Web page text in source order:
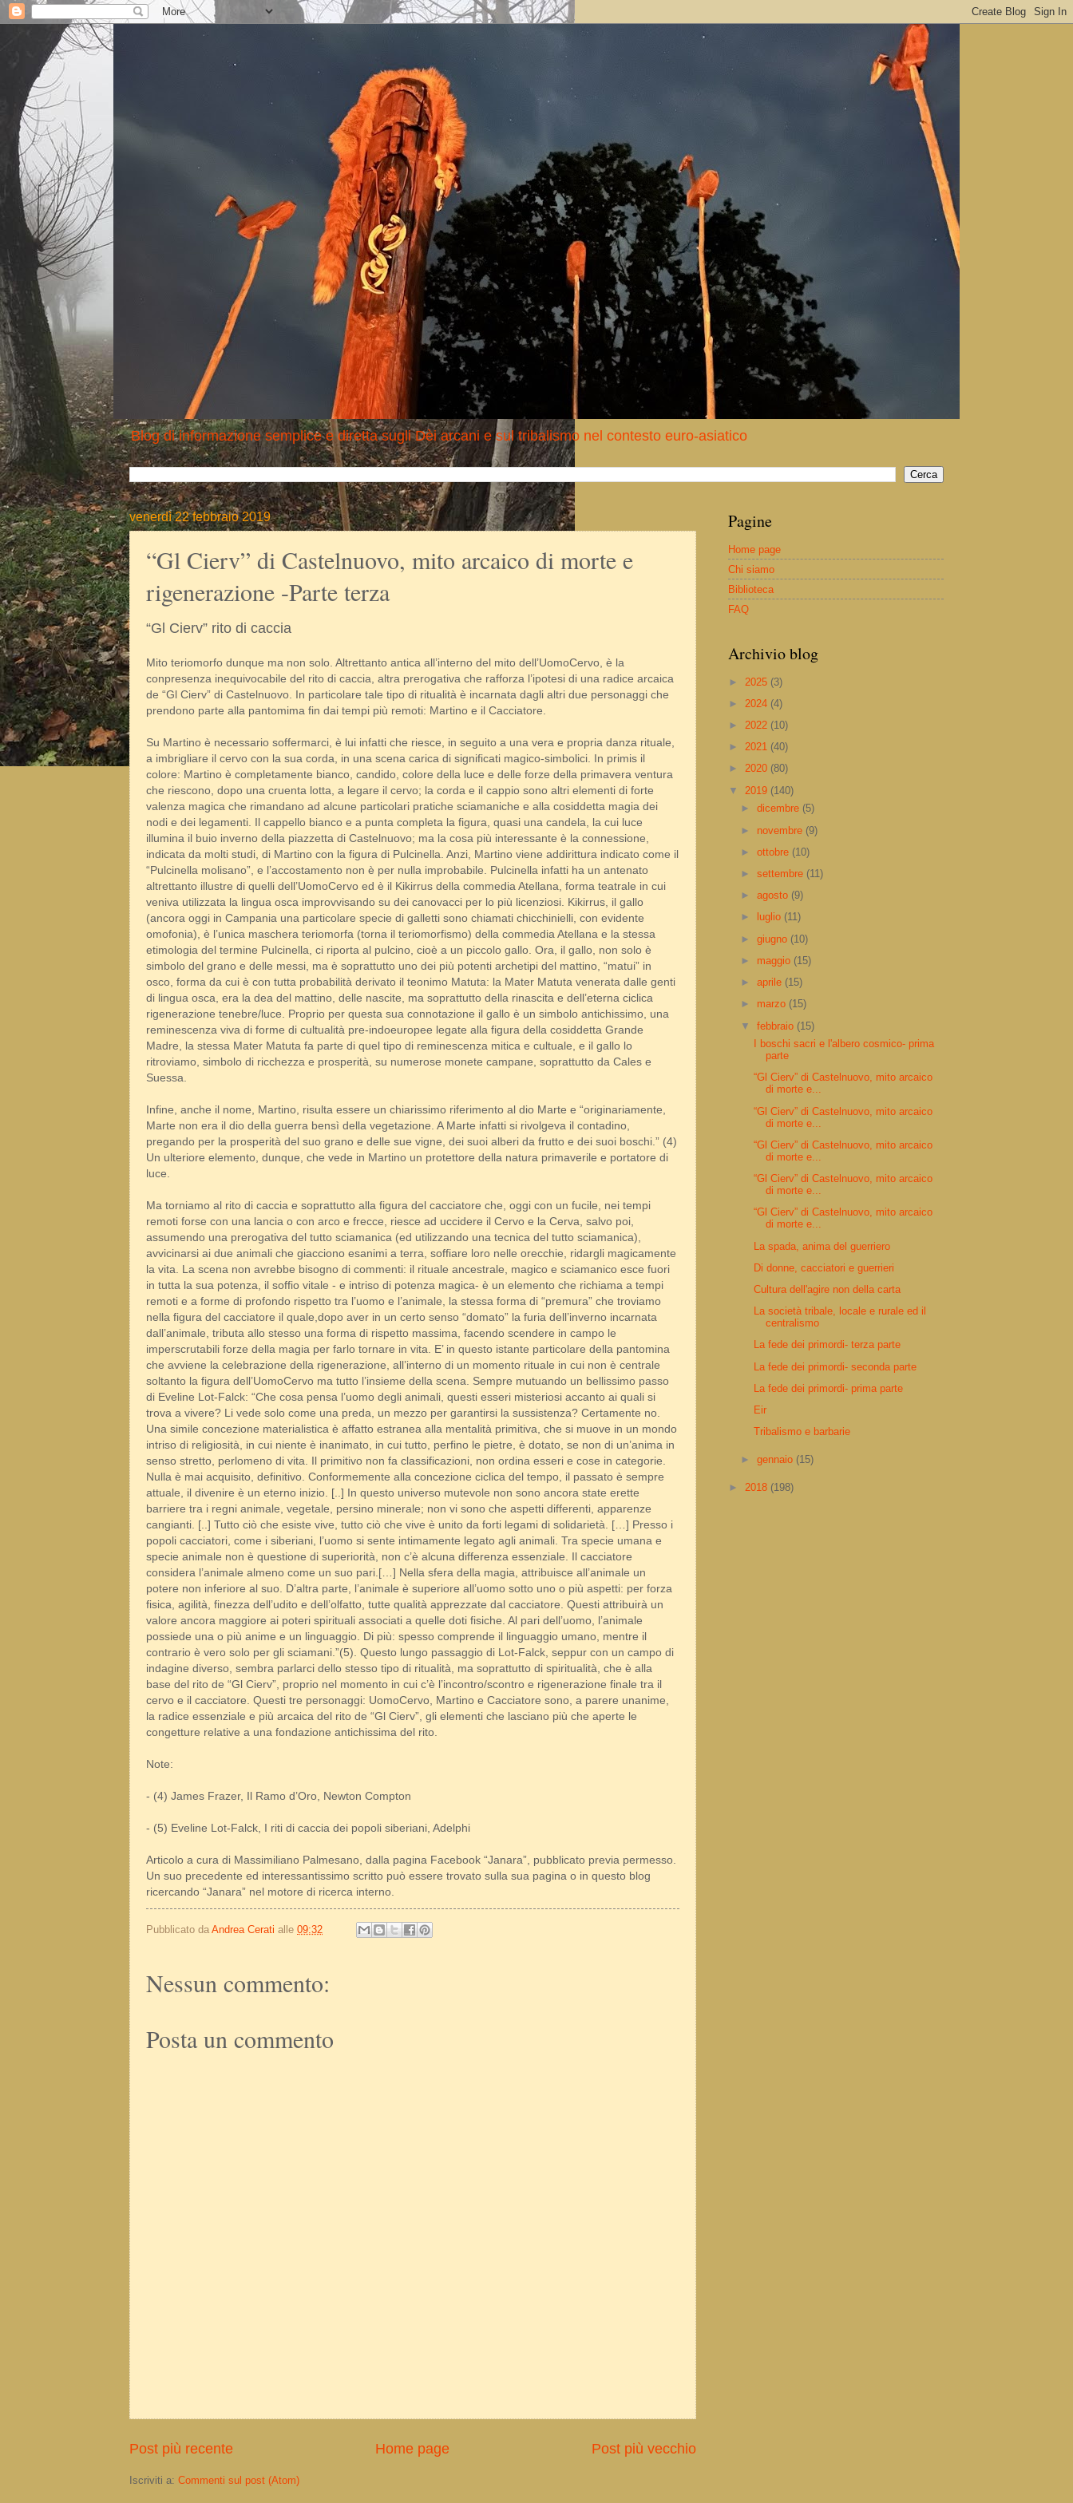
Blog di informazione semplice e diretta sugli Dèi arcani e sul tribalismo nel contesto euro-asiatico
venerdì 22 febbraio 2019
“Gl Cierv” di Castelnuovo, mito arcaico di morte e
rigenerazione -Parte terza
“Gl Cierv” rito di caccia
Mito teriomorfo dunque ma non solo. Altrettanto antica all’interno del mito dell’UomoCervo, è la
conpresenza inequivocabile del rito di caccia, altra prerogativa che rafforza l’ipotesi di una radice arcaica
de “Gl Cierv” di Castelnuovo. In particolare tale tipo di ritualità è incarnata dagli altri due personaggi che
prendono parte alla pantomima fin dai tempi più remoti: Martino e il Cacciatore.
Su Martino è necessario soffermarci, è lui infatti che riesce, in seguito a una vera e propria danza rituale,
a imbrigliare il cervo con la sua corda, in una scena carica di significati magico-simbolici. In primis il
colore: Martino è completamente bianco, candido, colore della luce e delle forze della primavera ventura
che riescono, dopo una cruenta lotta, a legare il cervo; la corda e il cappio sono altri elementi di forte
valenza magica che rimandano ad alcune particolari pratiche sciamaniche e alla cosiddetta magia dei
nodi e dei legamenti. Il cappello bianco e a punta completa la figura, quasi una candela, la cui luce
illumina il buio inverno della piazzetta di Castelnuovo; ma la cosa più interessante è la connessione,
indicata da molti studi, di Martino con la figura di Pulcinella. Anzi, Martino viene addirittura indicato come il
“Pulcinella molisano”, e l’accostamento non è per nulla improbabile. Pulcinella infatti ha un antenato
altrettanto illustre di quelli dell’UomoCervo ed è il Kikirrus della commedia Atellana, forma teatrale in cui
veniva utilizzata la lingua osca improvvisando su dei canovacci per lo più licenziosi. Kikirrus, il gallo
(ancora oggi in Campania una particolare specie di galletti sono chiamati chicchinielli, con evidente
omofonia), è l’unica maschera teriomorfa (torna il teriomorfismo) della commedia Atellana e la stessa
etimologia del termine Pulcinella, ci riporta al pulcino, cioè a un piccolo gallo. Ora, il gallo, non solo è
simbolo del grano e delle messi, ma è soprattutto uno dei più potenti archetipi del mattino, “matui” in
osco, forma da cui è con tutta probabilità derivato il teonimo Matuta: la Mater Matuta venerata dalle genti
di lingua osca, era la dea del mattino, delle nascite, ma soprattutto della rinascita e dell’eterna ciclica
rigenerazione tenebre/luce. Proprio per questa sua connotazione il gallo è un simbolo antichissimo, una
reminescenza viva di forme di cultualità pre-indoeuropee legate alla figura della cosiddetta Grande
Madre, la stessa Mater Matuta fa parte di quel tipo di reminescenza mitica e cultuale, e il gallo lo
ritroviamo, simbolo di ricchezza e prosperità, su numerose monete campane, soprattutto da Cales e
Suessa.
Infine, anche il nome, Martino, risulta essere un chiarissimo riferimento al dio Marte e “originariamente,
Marte non era il dio della guerra bensì della vegetazione. A Marte infatti si rivolgeva il contadino,
pregando per la prosperità del suo grano e delle sue vigne, dei suoi alberi da frutto e dei suoi boschi.” (4)
Un ulteriore elemento, dunque, che vede in Martino un protettore della natura primaverile e portatore di
luce.
Ma torniamo al rito di caccia e soprattutto alla figura del cacciatore che, oggi con un fucile, nei tempi
remoti forse con una lancia o con arco e frecce, riesce ad uccidere il Cervo e la Cerva, salvo poi,
assumendo una prerogativa del tutto sciamanica (ed utilizzando una tecnica del tutto sciamanica),
avvicinarsi ai due animali che giacciono esanimi a terra, soffiare loro nelle orecchie, ridargli magicamente
la vita. La scena non avrebbe bisogno di commenti: il rituale ancestrale, magico e sciamanico esce fuori
in tutta la sua potenza, il soffio vitale - e intriso di potenza magica- è un elemento che richiama a tempi
remoti e a forme di profondo rispetto tra l’uomo e l’animale, la stessa forma di “premura” che troviamo
nella figura del cacciatore il quale,dopo aver in un certo senso “domato” la furia dell’inverno incarnata
dall’animale, tributa allo stesso una forma di rispetto massima, facendo scendere in campo le
imperscrutabili forze della magia per farlo tornare in vita. E’ in questo istante particolare della pantomina
che avviene la celebrazione della rigenerazione, all’interno di un momento rituale in cui non è centrale
soltanto la figura dell’UomoCervo ma tutto l’insieme della scena. Sempre mutuando un bellissimo passo
di Eveline Lot-Falck: “Che cosa pensa l’uomo degli animali, questi esseri misteriosi accanto ai quali si
trova a vivere? Li vede solo come una preda, un mezzo per garantirsi la sussistenza? Certamente no.
Una simile concezione materialistica è affatto estranea alla mentalità primitiva, che si muove in un mondo
intriso di religiosità, in cui niente è inanimato, in cui tutto, perfino le pietre, è dotato, se non di un’anima in
senso stretto, perlomeno di vita. Il primitivo non fa classificazioni, non ordina esseri e cose in categorie.
Nulla è mai acquisito, definitivo. Conformemente alla concezione ciclica del tempo, il passato è sempre
attuale, il divenire è un eterno inizio. [..] In questo universo mutevole non sono ancora state erette
barriere tra i regni animale, vegetale, persino minerale; non vi sono che aspetti differenti, apparenze
cangianti. [..] Tutto ciò che esiste vive, tutto ciò che vive è unito da forti legami di solidarietà. […] Presso i
popoli cacciatori, come i siberiani, l’uomo si sente intimamente legato agli animali. Tra specie umana e
specie animale non è questione di superiorità, non c’è alcuna differenza essenziale. Il cacciatore
considera l’animale almeno come un suo pari.[…] Nella sfera della magia, attribuisce all’animale un
potere non inferiore al suo. D’altra parte, l’animale è superiore all’uomo sotto uno o più aspetti: per forza
fisica, agilità, finezza dell’udito e dell’olfatto, tutte qualità apprezzate dal cacciatore. Questi attribuirà un
valore ancora maggiore ai poteri spirituali associati a quelle doti fisiche. Al pari dell’uomo, l’animale
possiede una o più anime e un linguaggio. Di più: spesso comprende il linguaggio umano, mentre il
contrario è vero solo per gli sciamani.”(5). Questo lungo passaggio di Lot-Falck, seppur con un campo di
indagine diverso, sembra parlarci dello stesso tipo di ritualità, ma soprattutto di spiritualità, che è alla
base del rito de “Gl Cierv”, proprio nel momento in cui c’è l’incontro/scontro e rigenerazione finale tra il
cervo e il cacciatore. Questi tre personaggi: UomoCervo, Martino e Cacciatore sono, a parere unanime,
la radice essenziale e più arcaica del rito de “Gl Cierv”, gli elementi che lasciano più che aperte le
congetture relative a una fondazione antichissima del rito.
Note:
- (4) James Frazer, Il Ramo d’Oro, Newton Compton
- (5) Eveline Lot-Falck, I riti di caccia dei popoli siberiani, Adelphi
Articolo a cura di Massimiliano Palmesano, dalla pagina Facebook “Janara”, pubblicato previa permesso.
Un suo precedente ed interessantissimo scritto può essere trovato sulla sua pagina o in questo blog
ricercando “Janara” nel motore di ricerca interno.
Pubblicato da Andrea Cerati alle 09:32
Nessun commento:
Posta un commento
Post più recente Post più vecchio
Home page
Iscriviti a: Commenti sul post (Atom)
Pagine
Home page
Chi siamo
Biblioteca
FAQ
Archivio blog
► 2025 (3)
► 2024 (4)
► 2022 (10)
► 2021 (40)
► 2020 (80)
▼ 2019 (140)
►dicembre (5)
► novembre (9)
►ottobre (10)
►settembre (11)
►agosto (9)
►
luglio (11)
►giugno (10)
► maggio (15)
►aprile (15)
► marzo (15)
▼febbraio (15)
I boschi sacri e l'albero cosmico- prima
parte
“Gl Cierv” di Castelnuovo, mito arcaico
di morte e...
“Gl Cierv” di Castelnuovo, mito arcaico
di morte e...
“Gl Cierv” di Castelnuovo, mito arcaico
di morte e...
“Gl Cierv” di Castelnuovo, mito arcaico
di morte e...
“Gl Cierv” di Castelnuovo, mito arcaico
di morte e...
La spada, anima del guerriero
Di donne, cacciatori e guerrieri
Cultura dell'agire non della carta
La società tribale, locale e rurale ed il
centralismo
La fede dei primordi- terza parte
La fede dei primordi- seconda parte
La fede dei primordi- prima parte
Eir
Tribalismo e barbarie
►gennaio (15)
► 2018 (198)